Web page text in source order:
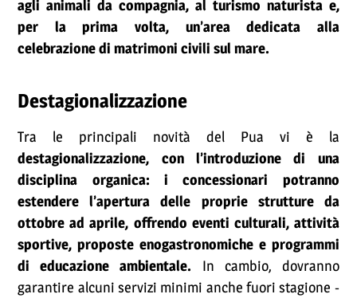
agli animali da compagnia, al turismo naturista e,
per la prima volta, un’area dedicata alla
celebrazione di matrimoni civili sul mare.
Destagionalizzazione
Tra le principali novità del Pua vi è la
destagionalizzazione, con l’introduzione di una
disciplina organica: i concessionari potranno
estendere l’apertura delle proprie strutture da
ottobre ad aprile, offrendo eventi culturali, attività
sportive, proposte enogastronomiche e programmi
di educazione ambientale. In cambio, dovranno
garantire alcuni servizi minimi anche fuori stagione -